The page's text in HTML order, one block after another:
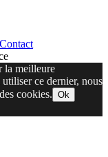
Contact
la meilleure
ce dernier, nous
cookies. Ok